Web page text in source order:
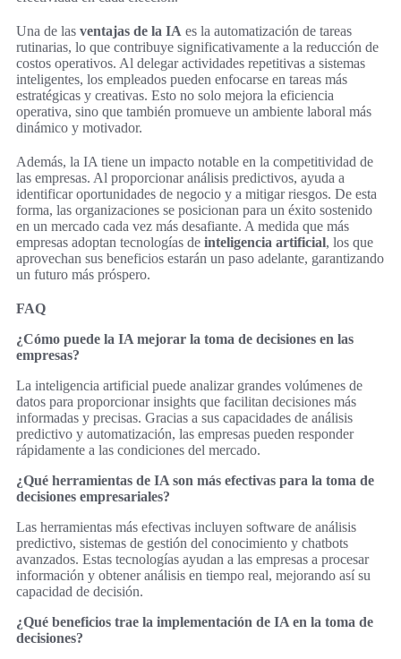
Una de las ventajas de la IA es la automatización de tareas
rutinarias, lo que contribuye significativamente a la reducción de
costos operativos. Al delegar actividades repetitivas a sistemas
inteligentes, los empleados pueden enfocarse en tareas más
estratégicas y creativas. Esto no solo mejora la eficiencia
operativa, sino que también promueve un ambiente laboral más
dinámico y motivador.
Además, la IA tiene un impacto notable en la competitividad de
las empresas. Al proporcionar análisis predictivos, ayuda a
identificar oportunidades de negocio y a mitigar riesgos. De esta
forma, las organizaciones se posicionan para un éxito sostenido
en un mercado cada vez más desafiante. A medida que más
empresas adoptan tecnologías de inteligencia artificial, los que
aprovechan sus beneficios estarán un paso adelante, garantizando
un futuro más próspero.
FAQ
¿Cómo puede la IA mejorar la toma de decisiones en las
empresas?
La inteligencia artificial puede analizar grandes volúmenes de
datos para proporcionar insights que facilitan decisiones más
informadas y precisas. Gracias a sus capacidades de análisis
predictivo y automatización, las empresas pueden responder
rápidamente a las condiciones del mercado.
¿Qué herramientas de IA son más efectivas para la toma de
decisiones empresariales?
Las herramientas más efectivas incluyen software de análisis
predictivo, sistemas de gestión del conocimiento y chatbots
avanzados. Estas tecnologías ayudan a las empresas a procesar
información y obtener análisis en tiempo real, mejorando así su
capacidad de decisión.
¿Qué beneficios trae la implementación de IA en la toma de
decisiones?